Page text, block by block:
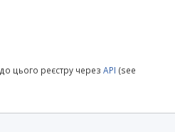
цього реєстру через API (see